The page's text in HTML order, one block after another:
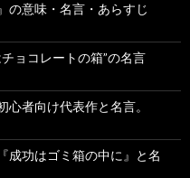
の意味・名言・あらすじ
ョコレートの箱”の名言
者向け代表作と名言。
成功はゴミ箱の中に』と名